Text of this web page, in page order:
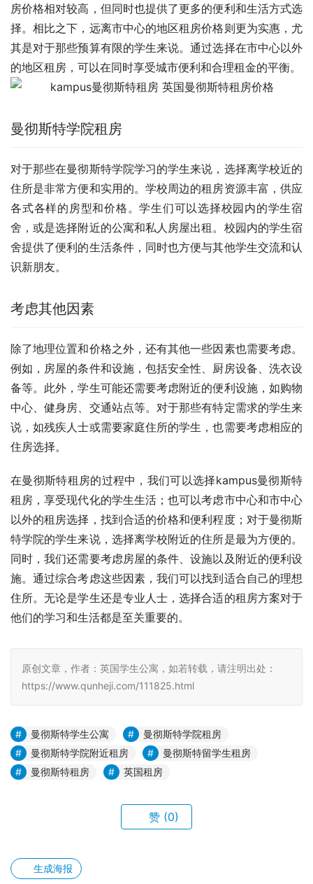
房价格相对较高，但同时也提供了更多的便利和生活方式选
择。相比之下，远离市中心的地区租房价格则更为实惠，尤
其是对于那些预算有限的学生来说。通过选择在市中心以外
的地区租房，可以在同时享受城市便利和合理租金的平衡。
曼彻斯特学院租房
对于那些在曼彻斯特学院学习的学生来说，选择离学校近的
住所是非常方便和实用的。学校周边的租房资源丰富，供应
各式各样的房型和价格。学生们可以选择校园内的学生宿
舍，或是选择附近的公寓和私人房屋出租。校园内的学生宿
舍提供了便利的生活条件，同时也方便与其他学生交流和认
识新朋友。
考虑其他因素
除了地理位置和价格之外，还有其他一些因素也需要考虑。
例如，房屋的条件和设施，包括安全性、厨房设备、洗衣设
备等。此外，学生可能还需要考虑附近的便利设施，如购物
中心、健身房、交通站点等。对于那些有特定需求的学生来
说，如残疾人士或需要家庭住所的学生，也需要考虑相应的
住房选择。
在曼彻斯特租房的过程中，我们可以选择kampus曼彻斯特
租房，享受现代化的学生生活；也可以考虑市中心和市中心
以外的租房选择，找到合适的价格和便利程度；对于曼彻斯
特学院的学生来说，选择离学校附近的住所是最为方便的。
同时，我们还需要考虑房屋的条件、设施以及附近的便利设
施。通过综合考虑这些因素，我们可以找到适合自己的理想
住所。无论是学生还是专业人士，选择合适的租房方案对于
他们的学习和生活都是至关重要的。
原创文章，作者：英国学生公寓，如若转载，请注明出处：
https://www.qunheji.com/111825.html
曼彻斯特学生公寓
曼彻斯特学院租房
曼彻斯特学院附近租房
曼彻斯特留学生租房
曼彻斯特租房
英国租房
赞 (0)
生成海报